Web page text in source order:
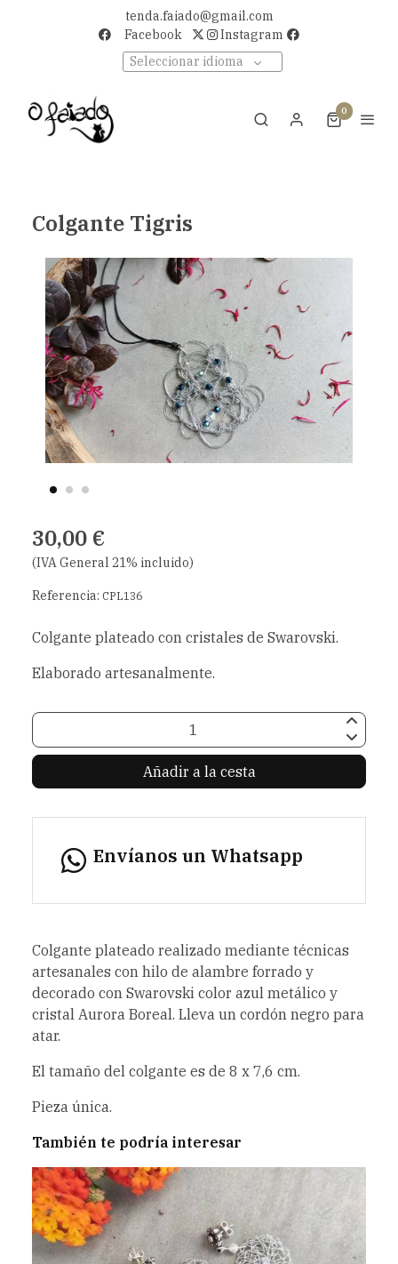
tenda.faiado@gmail.com
Facebook
Instagram
Seleccionar idioma
0
Colgante Tigris
30,00 €
(IVA General 21% incluido)
Referencia: CPL136
Colgante plateado con cristales de Swarovski.
Elaborado artesanalmente.
Añadir a la cesta
Envíanos un Whatsapp
Colgante plateado realizado mediante técnicas
artesanales con hilo de alambre forrado y
decorado con Swarovski color azul metálico y
cristal Aurora Boreal. Lleva un cordón negro para
atar.
El tamaño del colgante es de 8 x 7,6 cm.
Pieza única.
También te podría interesar